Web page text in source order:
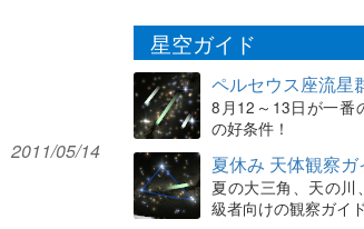
2011/05/14
星空ガイド
ペルセウス座流星
8月12～13日が一番
の好条件！
夏休み 天体観察ガ
夏の大三角、天の川
級者向けの観察ガイド